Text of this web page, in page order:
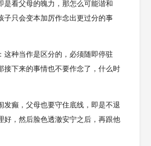
是看父母的魄力，那怎么可能谐和
子只会变本加厉作念出更过分的事
这种当作是区分的，必须随即停驻
接下来的事情也不要作念了，什么时
发癫，父母也要守住底线，即是不退
好，然后脸色透澈安宁之后，再跟他